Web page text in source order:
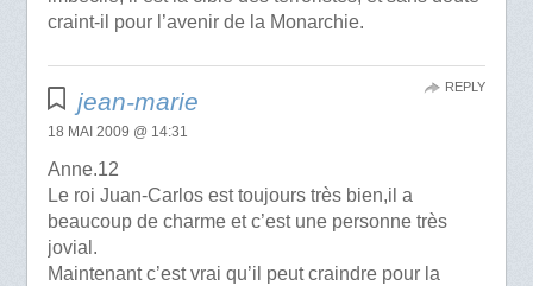
craint-il pour l’avenir de la Monarchie.
jean-marie
18 MAI 2009 @ 14:31
Anne.12
Le roi Juan-Carlos est toujours très bien,il a
beaucoup de charme et c’est une personne très
jovial.
Maintenant c’est vrai qu’il peut craindre pour la
REPLY